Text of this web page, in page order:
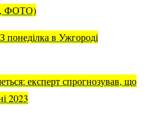
ФОТО)
понеділка в Ужгороді
експерт спрогнозував, що
2023